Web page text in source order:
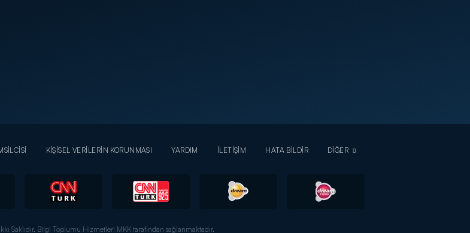
KİŞİSEL VERİLERİN KORUNMASI YARDIM İLETİŞİM HATA BİLDİR DİĞER
Saklıdır. Bilgi Toplumu Hizmetleri MKK tarafından sağlanmaktadır.